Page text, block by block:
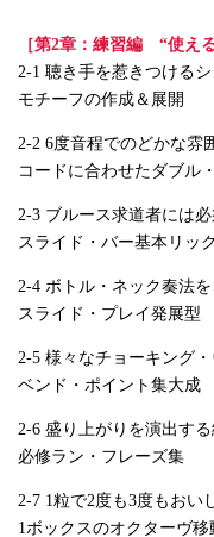
［第2章：練習編 “使え
2-1 聴き手を惹きつける
モチーフの作成＆展開
2-2 6度音程でのどかな雰
コードに合わせたダブル
2-3 ブルース求道者には必
スライド・バー基本リック
2-4 ボトル・ネック奏法を
スライド・プレイ発展型
2-5 様々なチョーキング
ベンド・ポイント集大成
2-6 盛り上がりを演出す
必修ラン・フレーズ集
2-7 1粒で2度も3度もおい
1ボックスのオクターヴ移